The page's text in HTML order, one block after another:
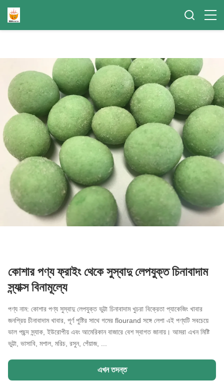
কোশার পণ্য ফ্রাইং থেকে সুস্বাদু লেপযুক্ত চিনাবাদাম
স্ন্যাক্স বিনামূল্যে
পণ্য নাম: কোশার পণ্য সুস্বাদু লেপযুক্ত ভুট্টা চিনাবাদাম খুচরা বিক্রেতা প্যাকেজিং খাবার
জনপ্রিয় চীনাবাদাম খাবার, পূর্ণ পুষ্টির সাথে গমের flourand সঙ্গে লেপা এই পণ্যটি সবচেয়ে
ভাল পছন্দ স্ন্যাক, ইউরোপীয় এবং আমেরিকান বাজারে বেশ স্বাগত জানায়। আমরা এখন মিষ্টি
ভুট্টা, ভাসাবি, মশাল, মরিচ, রসুন, পেঁয়াজ, ...
এখন তদন্ত